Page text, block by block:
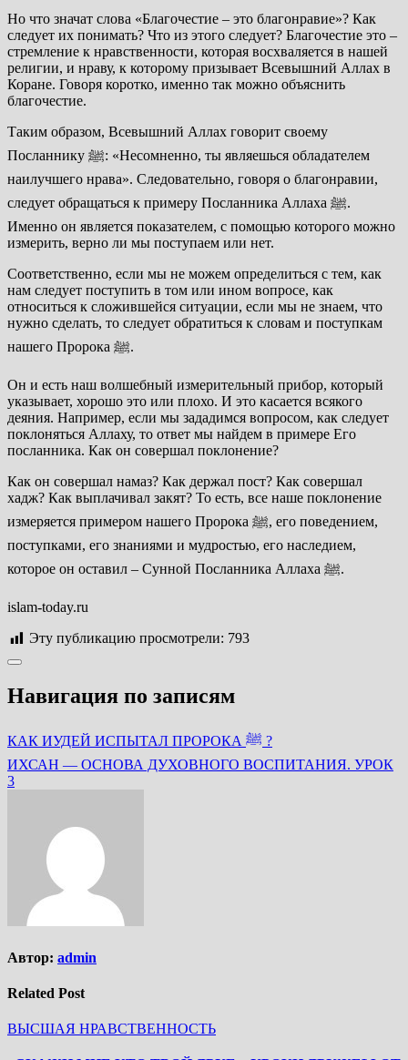
Но что значат слова «Благочестие – это благонравие»? Как
следует их понимать? Что из этого следует? Благочестие это –
стремление к нравственности, которая восхваляется в нашей
религии, и нраву, к которому призывает Всевышний Аллах в
Коране. Говоря коротко, именно так можно объяснить
благочестие.
Таким образом, Всевышний Аллах говорит своему
Посланнику ﷺ: «Несомненно, ты являешься обладателем
наилучшего нрава». Следовательно, говоря о благонравии,
следует обращаться к примеру Посланника Аллаха ﷺ.
Именно он является показателем, с помощью которого можно
измерить, верно ли мы поступаем или нет.
Соответственно, если мы не можем определиться с тем, как
нам следует поступить в том или ином вопросе, как
относиться к сложившейся ситуации, если мы не знаем, что
нужно сделать, то следует обратиться к словам и поступкам
нашего Пророка ﷺ.
Он и есть наш волшебный измерительный прибор, который
указывает, хорошо это или плохо. И это касается всякого
деяния. Например, если мы зададимся вопросом, как следует
поклоняться Аллаху, то ответ мы найдем в примере Его
посланника. Как он совершал поклонение?
Как он совершал намаз? Как держал пост? Как совершал
хадж? Как выплачивал закят? То есть, все наше поклонение
измеряется примером нашего Пророка ﷺ, его поведением,
поступками, его знаниями и мудростью, его наследием,
которое он оставил – Сунной Посланника Аллаха ﷺ.
islam-today.ru
Эту публикацию просмотрели: 793
Навигация по записям
КАК ИУДЕЙ ИСПЫТАЛ ПРОРОКА ﷺ ?
ИХСАН — ОСНОВА ДУХОВНОГО ВОСПИТАНИЯ. УРОК
3
Автор: admin
Related Post
ВЫСШАЯ НРАВСТВЕННОСТЬ